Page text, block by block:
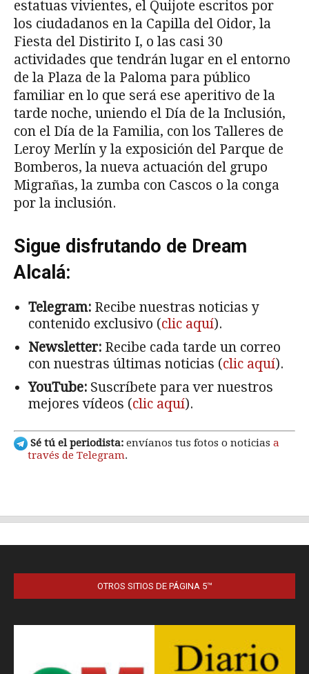
OTROS SITIOS DE PÁGINA 5™